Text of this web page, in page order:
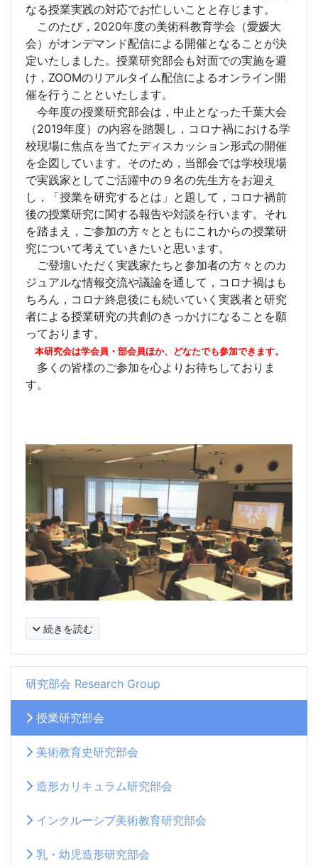
研究部会 Research Group
授業研究部会
美術教育史研究部会
造形カリキュラム研究部会
インクルーシブ美術教育研究部会
乳・幼児造形研究部会
なる授業実践の対応でお忙しいことと存じます。
このたび，2020年度の美術科教育学会（愛媛大
会）がオンデマンド配信による開催となることが決
定いたしました。授業研究部会も対面での実施を避
け，ZOOMのリアルタイム配信によるオンライン開
催を行うことといたします。
今年度の授業研究部会は，中止となった千葉大会
（2019年度）の内容を踏襲し，コロナ禍における学
校現場に焦点を当てたディスカッション形式の開催
を企図しています。そのため，当部会では学校現場
で実践家としてご活躍中の９名の先生方をお迎え
し，「授業を研究するとは」と題して，コロナ禍前
後の授業研究に関する報告や対談を行います。それ
を踏まえ，ご参加の方々とともにこれからの授業研
究について考えていきたいと思います。
ご登壇いただく実践家たちと参加者の方々とのカ
ジュアルな情報交流や議論を通して，コロナ禍はも
ちろん，コロナ終息後にも続いていく実践者と研究
者による授業研究の共創のきっかけになることを願
っております。
本研究会は学会員・部会員ほか、どなたでも参加できます。
多くの皆様のご参加を心よりお待ちしておりま
す。
続きを読む